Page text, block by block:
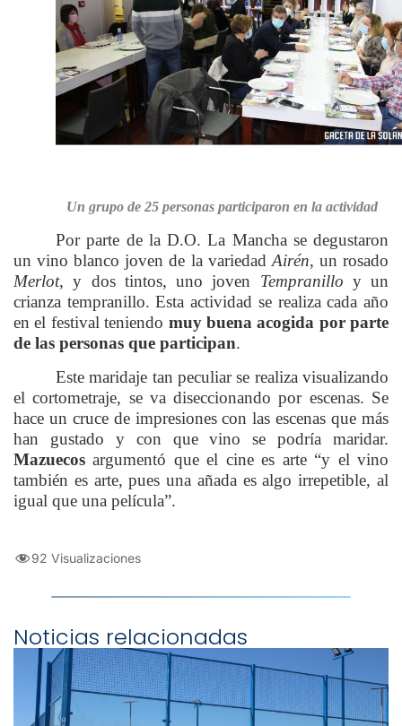
Un grupo de 25 personas participaron en la actividad
Por parte de la D.O. La Mancha se degustaron
un vino blanco joven de la variedadAirén, un rosado
Merlot, y dos tintos, uno joven Tempranillo y un
crianza tempranillo. Esta actividad se realiza cada año
en el festival teniendo muy buena acogida por parte
de las personas que participan.
Este maridaje tan peculiar se realiza visualizando
el cortometraje, se va diseccionando por escenas. Se
hace un cruce de impresiones con las escenas que más
han gustado y con que vino se podría maridar.
Mazuecosargumentó que el cine es arte “y el vino
también es arte, pues una añada es algo irrepetible, al
igual que una película”.
92 Visualizaciones
Noticias relacionadas